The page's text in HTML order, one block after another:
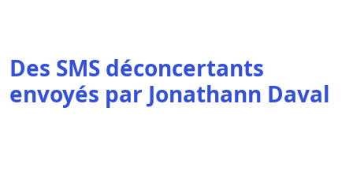
Des SMS déconcertants
envoyés par Jonathann Daval